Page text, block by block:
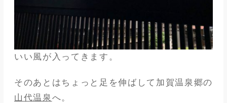
いい風が入ってきます。
そのあとはちょっと足を伸ばして加賀温泉郷の
山代温泉 へ。